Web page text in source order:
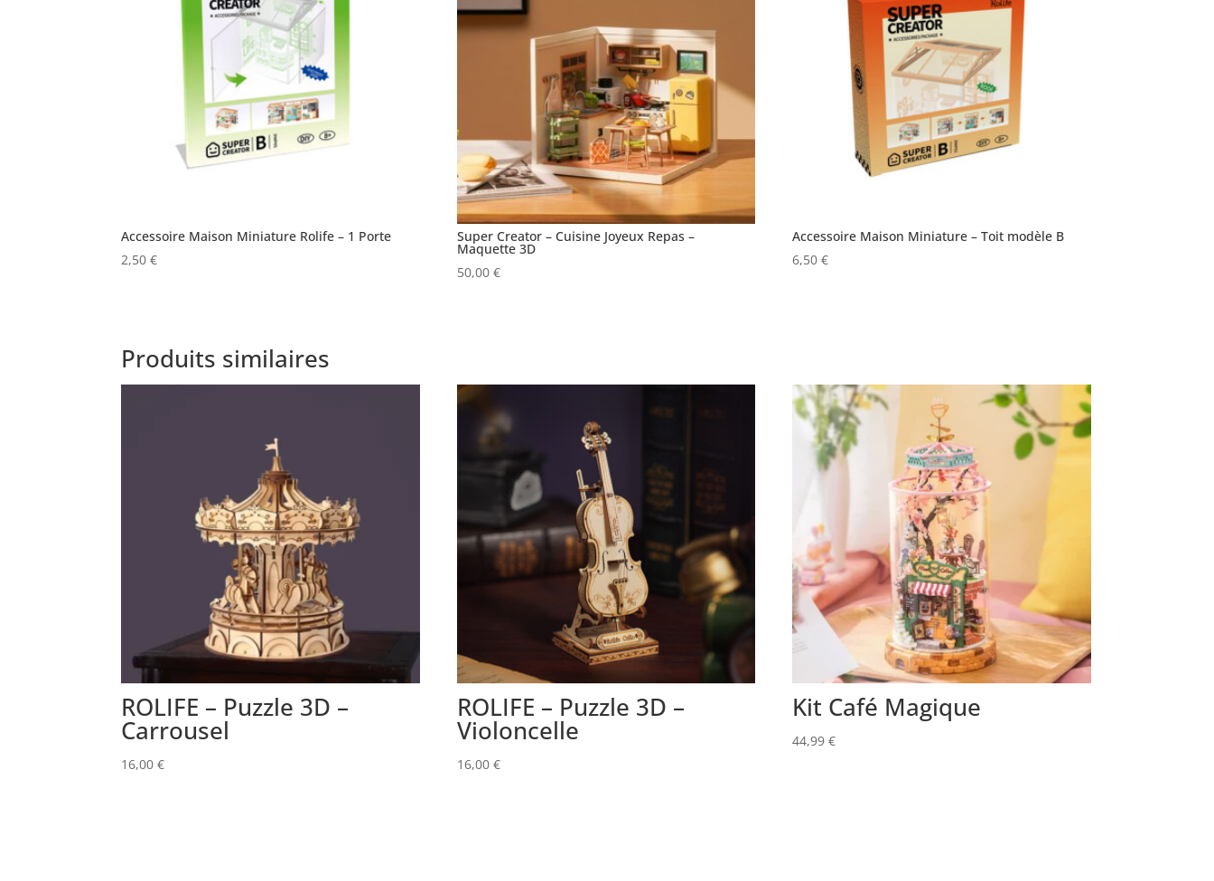
Accessoire Maison Miniature Rolife – 1 Porte
2,50€
Super Creator – Cuisine Joyeux Repas –
Maquette 3D
50,00 €
Accessoire Maison Miniature – Toit modèle B
6,50€
Produits similaires
ROLIFE – Puzzle 3D –
Carrousel
16,00€
ROLIFE – Puzzle 3D –
Violoncelle
16,00 €
Kit Café Magique
44,99€